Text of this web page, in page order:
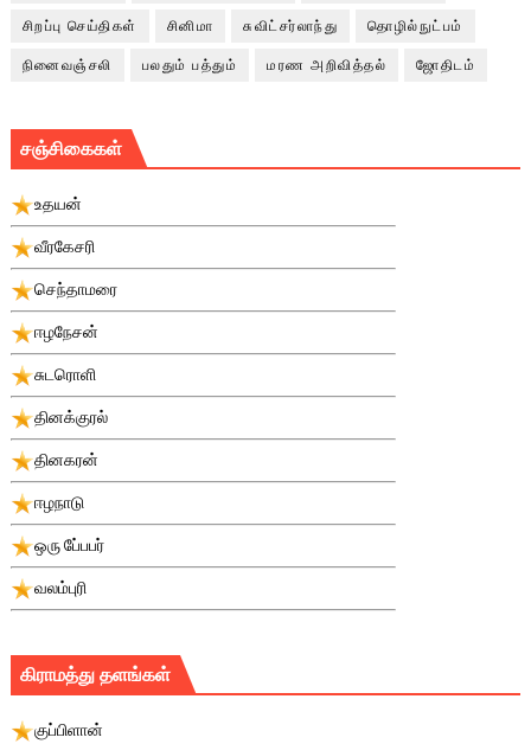
சிறப்பு செய்திகள் சினிமா சுவிட்சர்லாந்து தொழில்நுட்பம்
நினைவஞ்சலி பலதும் பத்தும் மரண அறிவித்தல் ஜோதிடம்
சஞ்சிகைகள்
உதயன்
வீரகேசரி
செந்தாமரை
ஈழநேசன்
சுடரொளி
தினக்குரல்
தினகரன்
ஈழநாடு
ஒரு பே்பபர்
வலம்புரி
கிராமத்து தளங்கள்
குப்பிளான்